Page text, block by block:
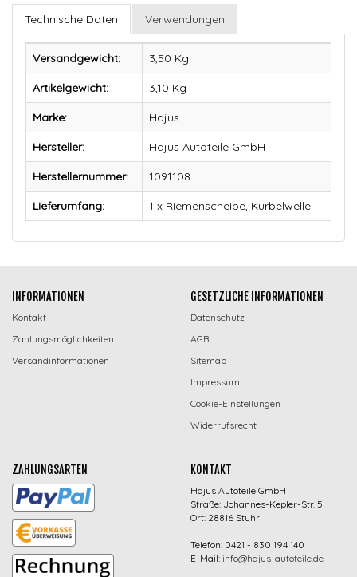
Technische Daten Verwendungen
Versandgewicht: 3,50 Kg
Artikelgewicht: 3,10 Kg
Marke: Hajus
Hersteller: Hajus Autoteile GmbH
Herstellernummer: 1091108
Lieferumfang: 1 x Riemenscheibe, Kurbelwelle
INFORMATIONEN
Kontakt
Zahlungsmöglichkeiten
Versandinformationen
GESETZLICHE INFORMATIONEN
Datenschutz
AGB
Sitemap
Impressum
Cookie-Einstellungen
Widerrufsrecht
ZAHLUNGSARTEN KONTAKT
Hajus Autoteile GmbH
Straße: Johannes-Kepler-Str. 5
Ort: 28816 Stuhr
Telefon: 0421 - 830 194 140
E-Mail: info@hajus-autoteile.de